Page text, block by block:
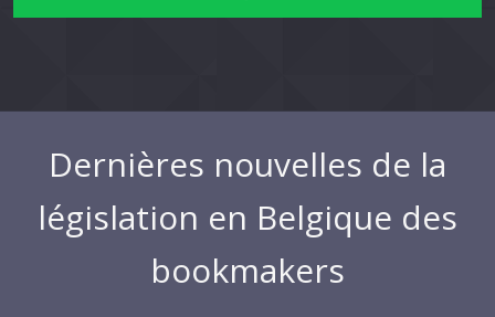
Dernières nouvelles de la
législation en Belgique des
bookmakers